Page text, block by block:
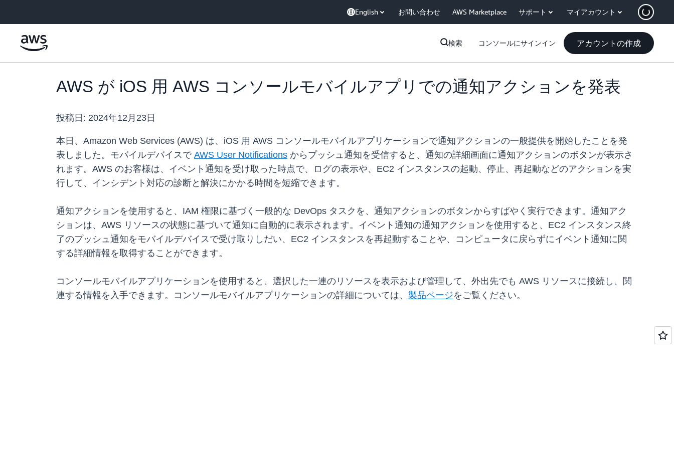
English お問い合わせ AWS Marketplace サポート マイアカウント
検索 コンソールにサインイン アカウントの作成
AWS が iOS 用 AWS コンソールモバイルアプリでの通知アクションを発表
投稿日: 2024年12月23日
本日、Amazon Web Services (AWS) は、iOS 用 AWS コンソールモバイルアプリケーションで通知アクションの一般提供を開始したことを発
表しました。モバイルデバイスで AWS User Notifications からプッシュ通知を受信すると、通知の詳細画面に通知アクションのボタンが表示さ
れます。AWS のお客様は、イベント通知を受け取った時点で、ログの表示や、EC2 インスタンスの起動、停止、再起動などのアクションを実
行して、インシデント対応の診断と解決にかかる時間を短縮できます。
通知アクションを使用すると、IAM 権限に基づく一般的な DevOps タスクを、通知アクションのボタンからすばやく実行できます。通知アク
ションは、AWS リソースの状態に基づいて通知に自動的に表示されます。イベント通知の通知アクションを使用すると、EC2 インスタンス終
了のプッシュ通知をモバイルデバイスで受け取りしだい、EC2 インスタンスを再起動することや、コンピュータに戻らずにイベント通知に関
する詳細情報を取得することができます。
コンソールモバイルアプリケーションを使用すると、選択した一連のリソースを表示および管理して、外出先でも AWS リソースに接続し、関
連する情報を入手できます。コンソールモバイルアプリケーションの詳細については、 製品ページをご覧ください。